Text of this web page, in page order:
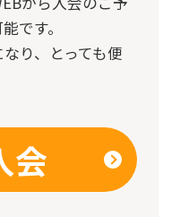
です。
り、とっても便
会